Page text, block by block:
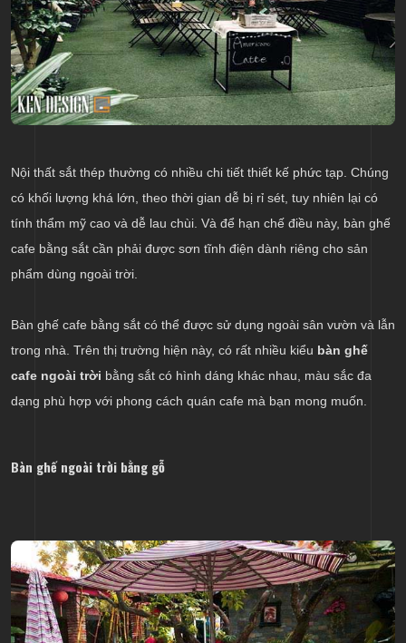
Nội thất sắt thép thường có nhiều chi tiết thiết kế phức tạp. Chúng
có khối lượng khá lớn, theo thời gian dễ bị rỉ sét, tuy nhiên lại có
tính thẩm mỹ cao và dễ lau chùi. Và để hạn chế điều này, bàn ghế
cafe bằng sắt cần phải được sơn tĩnh điện dành riêng cho sản
phẩm dùng ngoài trời.
Bàn ghế cafe bằng sắt có thể được sử dụng ngoài sân vườn và lẫn
trong nhà. Trên thị trường hiện này, có rất nhiều kiểu bàn ghế
cafe ngoài trời bằng sắt có hình dáng khác nhau, màu sắc đa
dạng phù hợp với phong cách quán cafe mà bạn mong muốn.
Bàn ghế ngoài trời bằng gỗ